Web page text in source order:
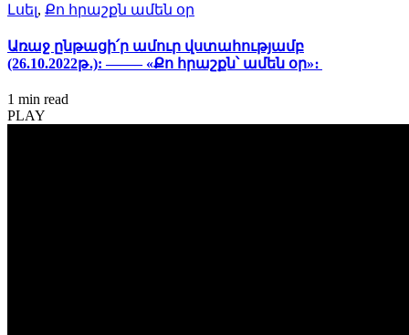
Լսել, Քո հրաշքն ամեն օր
Առաջ ընթացի՛ր ամուր վստահությամբ
(26.10.2022թ․): ——– «Քո հրաշքն՝ ամեն օր»։
1 min read
PLAY